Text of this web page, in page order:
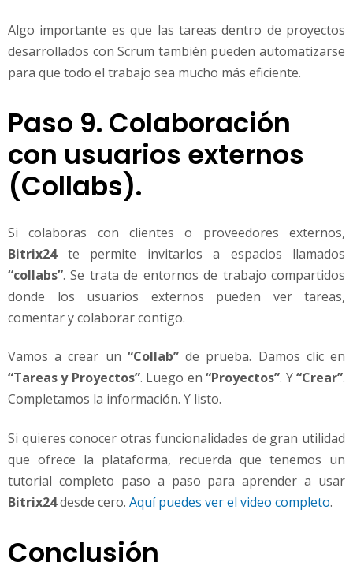
Algo importante es que las tareas dentro de proyectos
desarrollados con Scrum también pueden automatizarse
para que todo el trabajo sea mucho más eficiente.
Paso 9. Colaboración
con usuarios externos
(Collabs).
Si colaboras con clientes o proveedores externos,
Bitrix24te permite invitarlos a espacios llamados
“collabs”. Se trata de entornos de trabajo compartidos
donde los usuarios externos pueden ver tareas,
comentar y colaborar contigo.
Vamos a crear un “Collab”de prueba. Damos clic en
“Tareas y Proyectos”. Luego en“Proyectos”. Y“Crear”.
Completamos la información. Y listo.
Si quieres conocer otras funcionalidades de gran utilidad
que ofrece la plataforma, recuerda que tenemos un
tutorial completo paso a paso para aprender a usar
Bitrix24desde cero. Aquí puedes ver el video completo.
Conclusión